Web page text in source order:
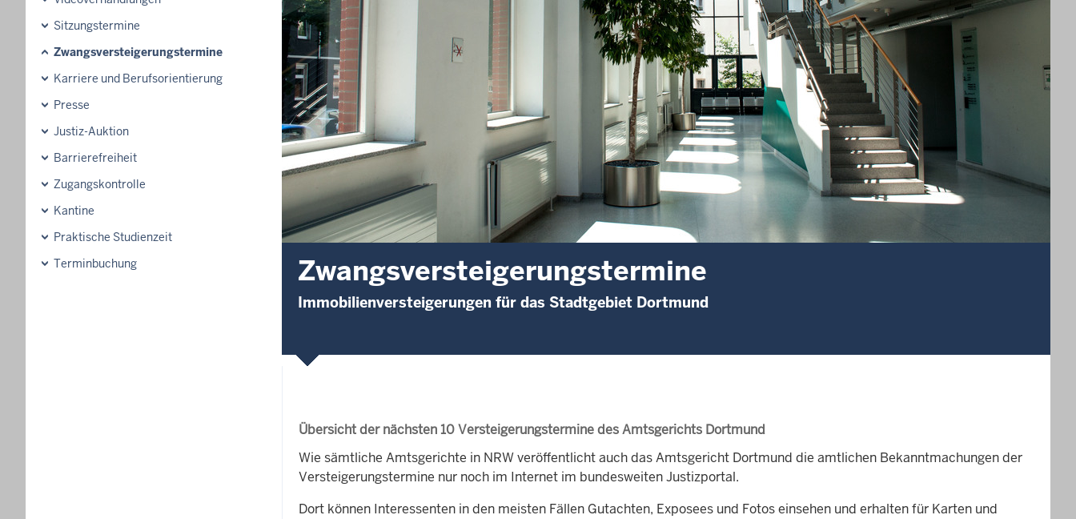
Sitzungstermine
Zwangsversteigerungstermine
Karriere und Berufsorientierung
Presse
Justiz-Auktion
Barrierefreiheit
Zugangskontrolle
Kantine
Praktische Studienzeit
Terminbuchung
Zwangsversteigerungstermine
Immobilienversteigerungen für das Stadtgebiet Dortmund
Übersicht der nächsten 10 Versteigerungstermine des Amtsgerichts Dortmund
Wie sämtliche Amtsgerichte in NRW veröffentlicht auch das Amtsgericht Dortmund die amtlichen Bekanntmachungen der
Versteigerungstermine nur noch im Internet im bundesweiten Justizportal.
Dort können Interessenten in den meisten Fällen Gutachten, Exposees und Fotos einsehen und erhalten für Karten und